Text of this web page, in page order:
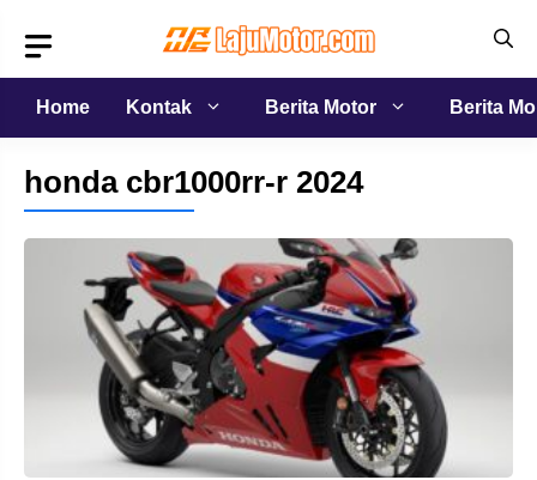
isi
Home
Kontak Berita Motor Berita
honda cbr1000rr-r 2024